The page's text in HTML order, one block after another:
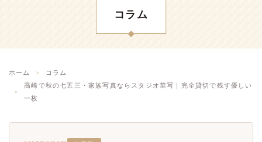
コラム
ホーム
コラム
高崎で秋の七五三・家族写真ならスタジオ華写｜完全貸切で残す優しい
一枚